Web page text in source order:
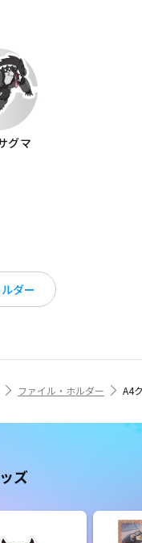
グマ
ダー
ファイル・ホルダー A4
ズ